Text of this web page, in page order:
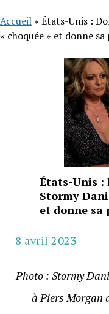
Accueil » États-Unis :
« choquée » et donne
États-Unis :
Stormy
et donne sa
8 avril 2023
Photo : Stormy
à Piers Morgan